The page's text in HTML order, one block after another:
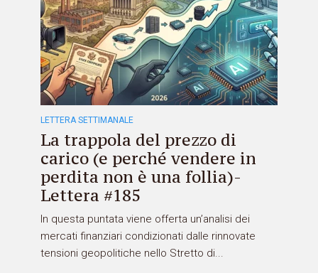
LETTERA SETTIMANALE
La trappola del prezzo di
carico (e perché vendere in
perdita non è una follia)-
Lettera #185
In questa puntata viene offerta un’analisi dei
mercati finanziari condizionati dalle rinnovate
tensioni geopolitiche nello Stretto di...